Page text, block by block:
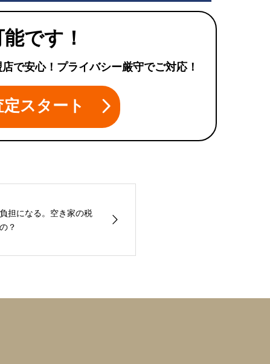
です！
で安心！プライバシー厳守でご対応！
スタート
担になる。空き家の税
？